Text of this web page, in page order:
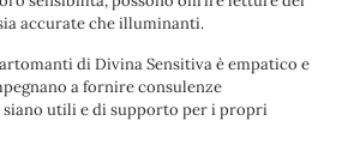
accurate che illuminanti.
di Divina Sensitiva è empatico e
a fornire consulenze
siano utili e di supporto per i propri